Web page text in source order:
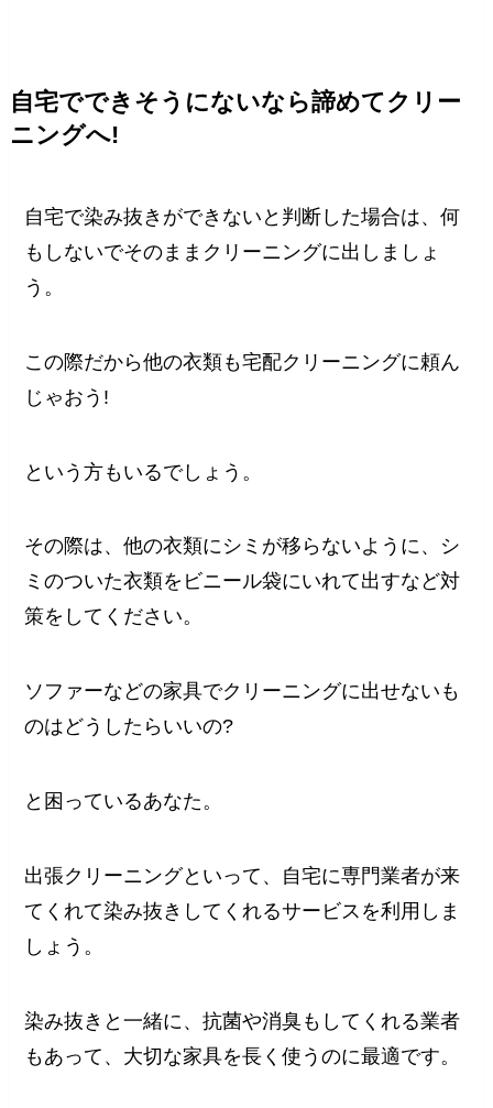
自宅でできそうにないなら諦めてクリー
ニングへ!
自宅で染み抜きができないと判断した場合は、何
もしないでそのままクリーニングに出しましょ
う。
この際だから他の衣類も宅配クリーニングに頼ん
じゃおう!
という方もいるでしょう。
その際は、他の衣類にシミが移らないように、シ
ミのついた衣類をビニール袋にいれて出すなど対
策をしてください。
ソファーなどの家具でクリーニングに出せないも
のはどうしたらいいの?
と困っているあなた。
出張クリーニングといって、自宅に専門業者が来
てくれて染み抜きしてくれるサービスを利用しま
しょう。
染み抜きと一緒に、抗菌や消臭もしてくれる業者
もあって、大切な家具を長く使うのに最適です。